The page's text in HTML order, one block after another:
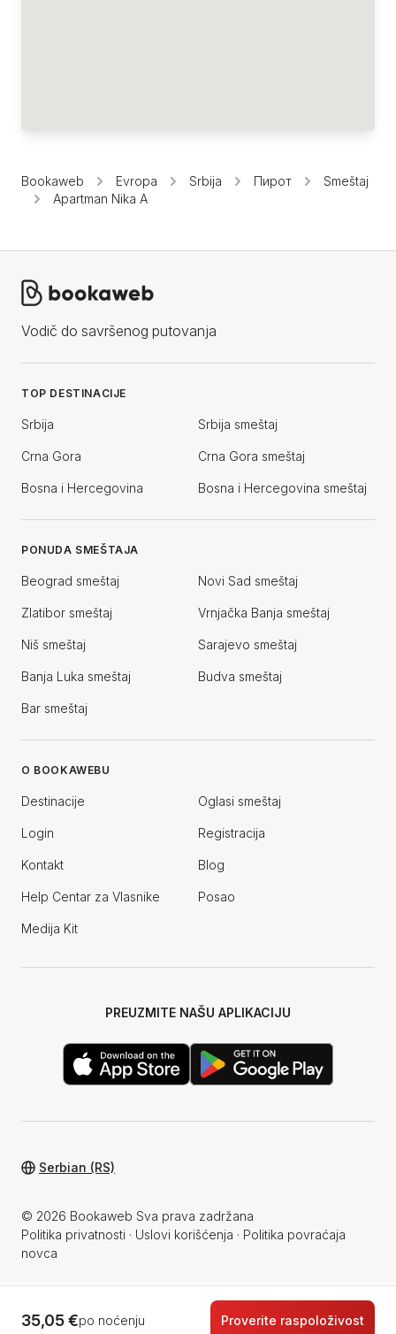
Bookaweb Evropa Srbija Пирот
Smeštaj
Apartman Nika A
35,05 €po noćenju Proverite raspoloživost
Vodič do savršenog putovanja
TOP DESTINACIJE
Srbija Srbija smeštaj
Crna Gora Crna Gora smeštaj
Bosna i Hercegovina Bosna i Hercegovina smeštaj
PONUDA SMEŠTAJA
Beograd smeštaj Novi Sad smeštaj
Zlatibor smeštaj Vrnjačka Banja smeštaj
Niš smeštaj Sarajevo smeštaj
Banja Luka smeštaj Budva smeštaj
Bar smeštaj
O BOOKAWEBU
Destinacije Oglasi smeštaj
Login Registracija
Kontakt Blog
Help Centar za Vlasnike Posao
Medija Kit
PREUZMITE NAŠU APLIKACIJU
© 2026 Bookaweb Sva prava zadržana
Politika privatnosti · Uslovi korišćenja · Politika povraćaja
novca
Serbian (RS)